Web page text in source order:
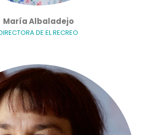
María Albaladejo
DE EL RECREO